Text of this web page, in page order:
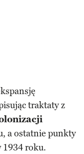
traktaty z
a ostatnie punkty
1934 roku.